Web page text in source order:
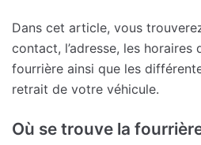
Dans cet article, vous
contact, l’adresse, les horaires
fourrière ainsi que les
retrait de votre véhicule.
Où se trouve la